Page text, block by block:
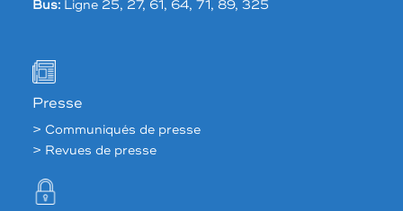
Bus:Ligne 25, 27, 61, 64, 71, 89, 325
Presse
> Communiqués de presse
> Revues de presse